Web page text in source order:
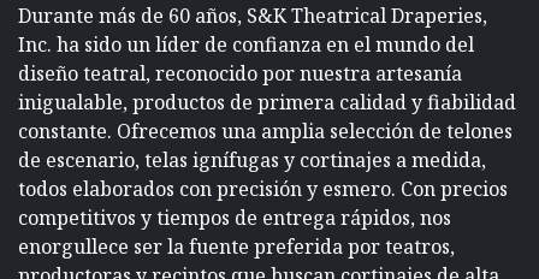
Durante más de 60 años, S&K Theatrical Draperies,
Inc. ha sido un líder de confianza en el mundo del
diseño teatral, reconocido por nuestra artesanía
inigualable, productos de primera calidad y fiabilidad
constante. Ofrecemos una amplia selección de telones
de escenario, telas ignífugas y cortinajes a medida,
todos elaborados con precisión y esmero. Con precios
competitivos y tiempos de entrega rápidos, nos
enorgullece ser la fuente preferida por teatros,